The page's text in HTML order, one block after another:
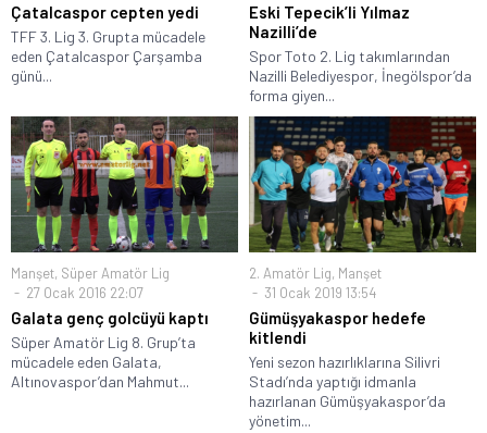
Çatalcaspor cepten yedi
TFF 3. Lig 3. Grupta mücadele
eden Çatalcaspor Çarşamba
günü...
Eski Tepecik’li Yılmaz
Nazilli’de
Spor Toto 2. Lig takımlarından
Nazilli Belediyespor, İnegölspor’da
forma giyen...
Manşet, Süper Amatör Lig
27 Ocak 2016 22:07
Galata genç golcüyü kaptı
Süper Amatör Lig 8. Grup’ta
mücadele eden Galata,
Altınovaspor’dan Mahmut...
2. Amatör Lig, Manşet
31 Ocak 2019 13:54
Gümüşyakaspor hedefe
kitlendi
Yeni sezon hazırlıklarına Silivri
Stadı’nda yaptığı idmanla
hazırlanan Gümüşyakaspor’da
yönetim...